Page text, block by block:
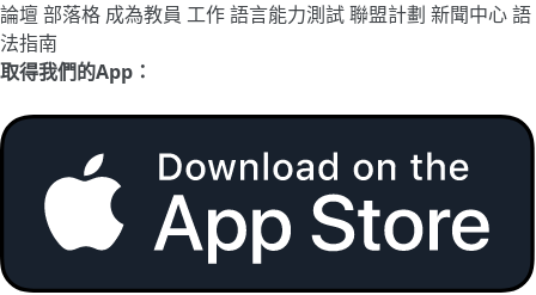
論壇部落格 成為教員 工作語言能力測試聯盟計劃 新聞中心語
法指南
取得我們的App：